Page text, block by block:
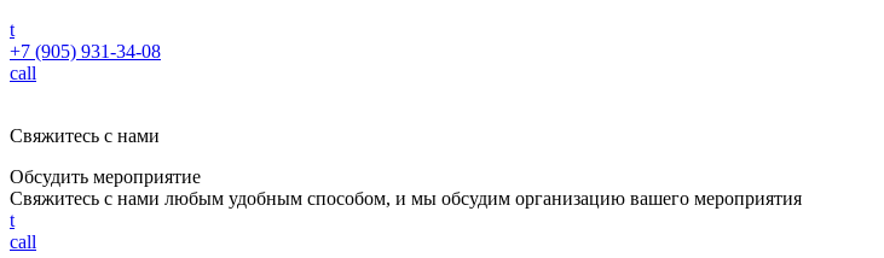
t
+7 (905) 931-34-08
call
Свяжитесь с нами
Обсудить мероприятие
Свяжитесь с нами любым удобным способом, и мы обсудим организацию вашего мероприятия
t
call